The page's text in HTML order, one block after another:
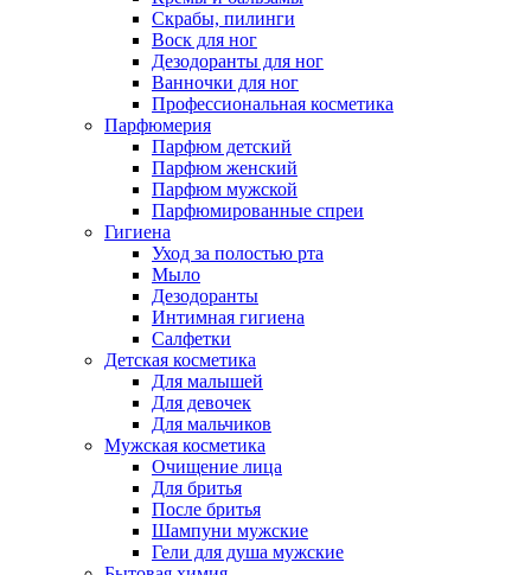
Скрабы, пилинги
Воск для ног
Дезодоранты для ног
Ванночки для ног
Профессиональная косметика
Парфюмерия
Парфюм детский
Парфюм женский
Парфюм мужской
Парфюмированные спреи
Гигиена
Уход за полостью рта
Мыло
Дезодоранты
Интимная гигиена
Салфетки
Детская косметика
Для малышей
Для девочек
Для мальчиков
Мужская косметика
Очищение лица
Для бритья
После бритья
Шампуни мужские
Гели для душа мужские